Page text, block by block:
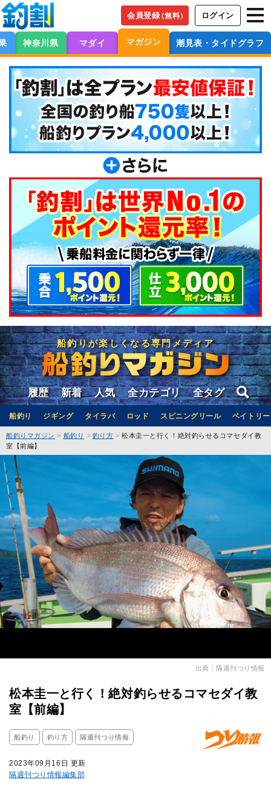
会員登録（無料） ログイン
神奈川県 マダイ マガジン 潮見表・タイドグラフ
船釣りが楽しくなる専門メディア
履歴 新着 人気 全カテゴリ 全タグ
船釣り ジギング タイラバ ロッド スピニングリール ベイトリ
船釣りマガジン 船釣り 釣り方
松本圭一と行く！絶対釣らせるコマセダイ教
室【前編】
出典：隔週刊つり情報
松本圭一と行く！絶対釣らせるコマセダイ教
室【前編】
船釣り 釣り方 隔週刊つり情報
2023年09月16日 更新
隔週刊つり情報編集部